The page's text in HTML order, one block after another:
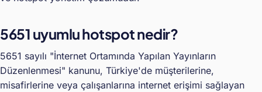
5651 uyumlu hotspot nedir?
5651 sayılı "İnternet Ortamında Yapılan Yayınların
Düzenlenmesi" kanunu, Türkiye'de müşterilerine,
misafirlerine veya çalışanlarına internet erişimi sağlayan